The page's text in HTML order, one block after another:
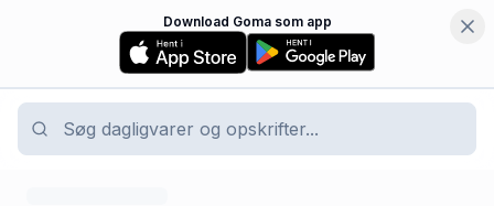
Download Goma som app